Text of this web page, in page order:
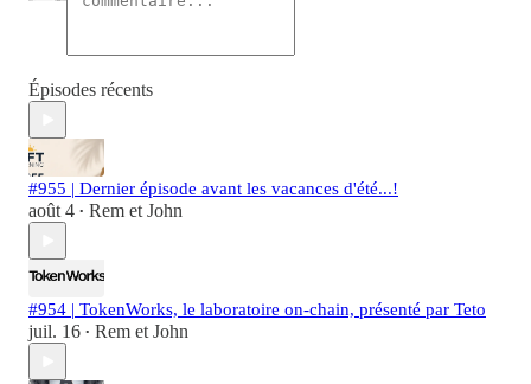
Épisodes récents
#955 | Dernier épisode avant les vacances d'été...!
août 4 • Rem et John
#954 | TokenWorks, le laboratoire on-chain, présenté par Teto
juil. 16 • Rem et John